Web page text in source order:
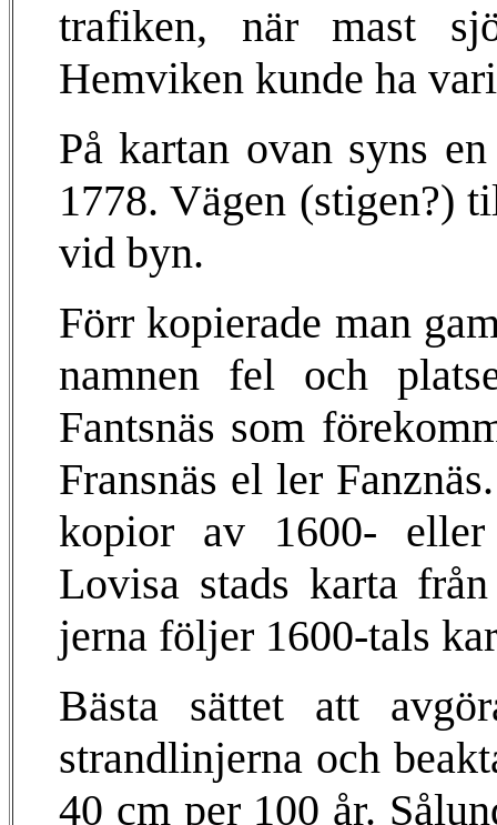
trafiken, när mast
Hemviken kunde ha
På kartan ovan syns
1778. Vägen (stigen?)
vid byn.
Förr kopierade man
namnen fel och
Fantsnäs som
Fransnäs el ler
kopior av 1600- eller
Lovisa stads karta
jerna följer 1600-tals
Bästa sättet att
strandlinjerna och
40 cm per 100 år.